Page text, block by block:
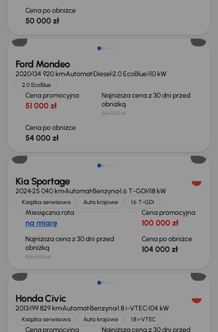
Cena po obniżce
50 000 zł
Taniej o 1 000 zł
Ford Mondeo
2020134 920 kmAutomatDiesel2.0 EcoBlue110 kW
2.0 EcoBlue
Cena promocyjna
51 000 zł
Najniższa cena z 30 dni przed
obniżką
55 000 zł
Cena po obniżce
54 000 zł
Taniej o 1 000 zł
Kia Sportage
202425 040 kmAutomatBenzyna1.6 T-GDI118 kW
Książka serwisowa Auta krajowe 1.6 T-GDI
Miesięczna rata
na miarę
Cena promocyjna
100 000 zł
Najniższa cena z 30 dni przed
obniżką
105 000 zł
Cena po obniżce
104 000 zł
Taniej o 500 zł
Honda Civic
2013199 829 kmAutomatBenzyna1.8 i-VTEC104 kW
Książka serwisowa Auta krajowe 1.8 i-VTEC
Cena promocyjna Najniższa cena z 30 dni przed